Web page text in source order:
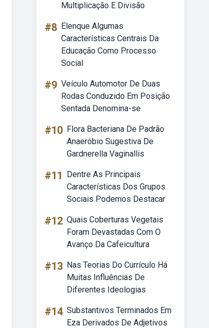
Multiplicação E Divisão
#8 Elenque Algumas
Características Centrais Da
Educação Como Processo
Social
#9 Veículo Automotor De Duas
Rodas Conduzido Em Posição
Sentada Denomina-se
#10 Flora Bacteriana De Padrão
Anaeróbio Sugestiva De
Gardnerella Vaginallis
#11
Dentre As Principais
Características Dos Grupos
Sociais Podemos Destacar
#12 Quais Coberturas Vegetais
Foram Devastadas Com O
Avanço Da Cafeicultura
#13 Nas Teorias Do Currículo Há
Muitas Influências De
Diferentes Ideologias
#14 Substantivos Terminados Em
Eza Derivados De Adjetivos